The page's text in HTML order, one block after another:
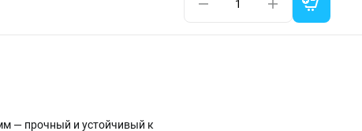
— прочный и устойчивый к